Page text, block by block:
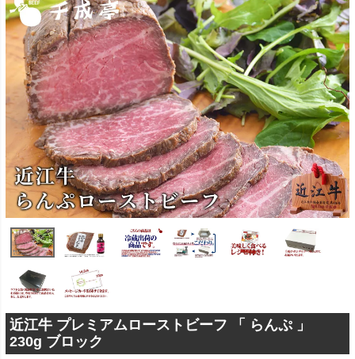
近江牛 プレミアムローストビーフ 「 らんぷ 」
230g ブロック